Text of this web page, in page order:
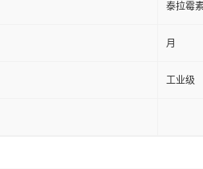
泰拉霉
月
工业级